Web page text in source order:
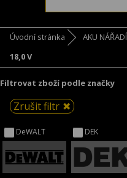
Úvodní stránka AKU NÁŘADÍ
18,0 V
Filtrovat zboží podle značky
Zrušit filtr
DeWALT DEK